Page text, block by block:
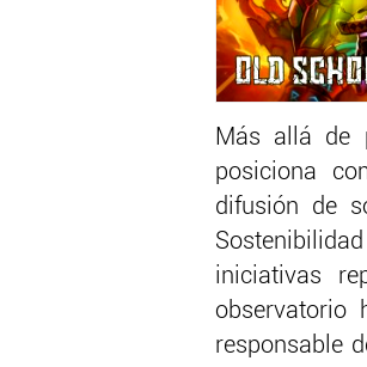
Más allá de
posiciona
difusión de
iniciativas
observatorio
responsable